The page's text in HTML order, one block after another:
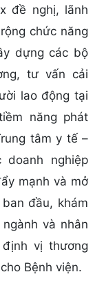
đề nghị, lãnh
chức năng
dựng các bộ
tư vấn cải
lao động tại
năng phát
tâm y tế –
nghiệp
mạnh và mở
đầu, khám
và nhân
vị thương
Bệnh viện.